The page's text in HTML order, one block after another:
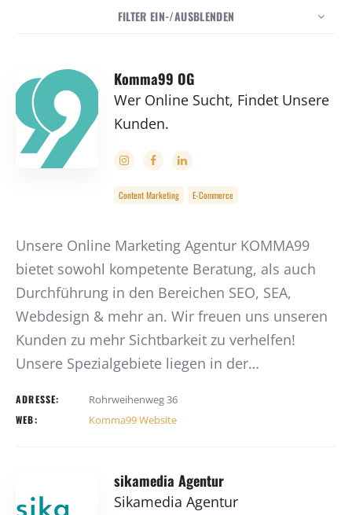
FILTER EIN-/AUSBLENDEN
ANZAHL 10 SORTIEREN NACH
REIHENFOLGE
Komma99 OG
Wer Online Sucht, Findet Unsere
Kunden.
Content Marketing E-Commerce
Unsere Online Marketing Agentur KOMMA99
bietet sowohl kompetente Beratung, als auch
Durchführung in den Bereichen SEO, SEA,
Webdesign & mehr an. Wir freuen uns unseren
Kunden zu mehr Sichtbarkeit zu verhelfen!
Unsere Spezialgebiete liegen in der…
ADRESSE: Rohrweihenweg 36
WEB: Komma99 Website
sikamedia Agentur
Sikamedia Agentur